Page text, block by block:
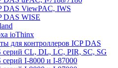
DAS ViewPAC, IWS
DAS WISE
ioThinx
для контроллеров ICP DAS
CL, DL, LC, PIR, SC, SG
I-8000 и I-87000